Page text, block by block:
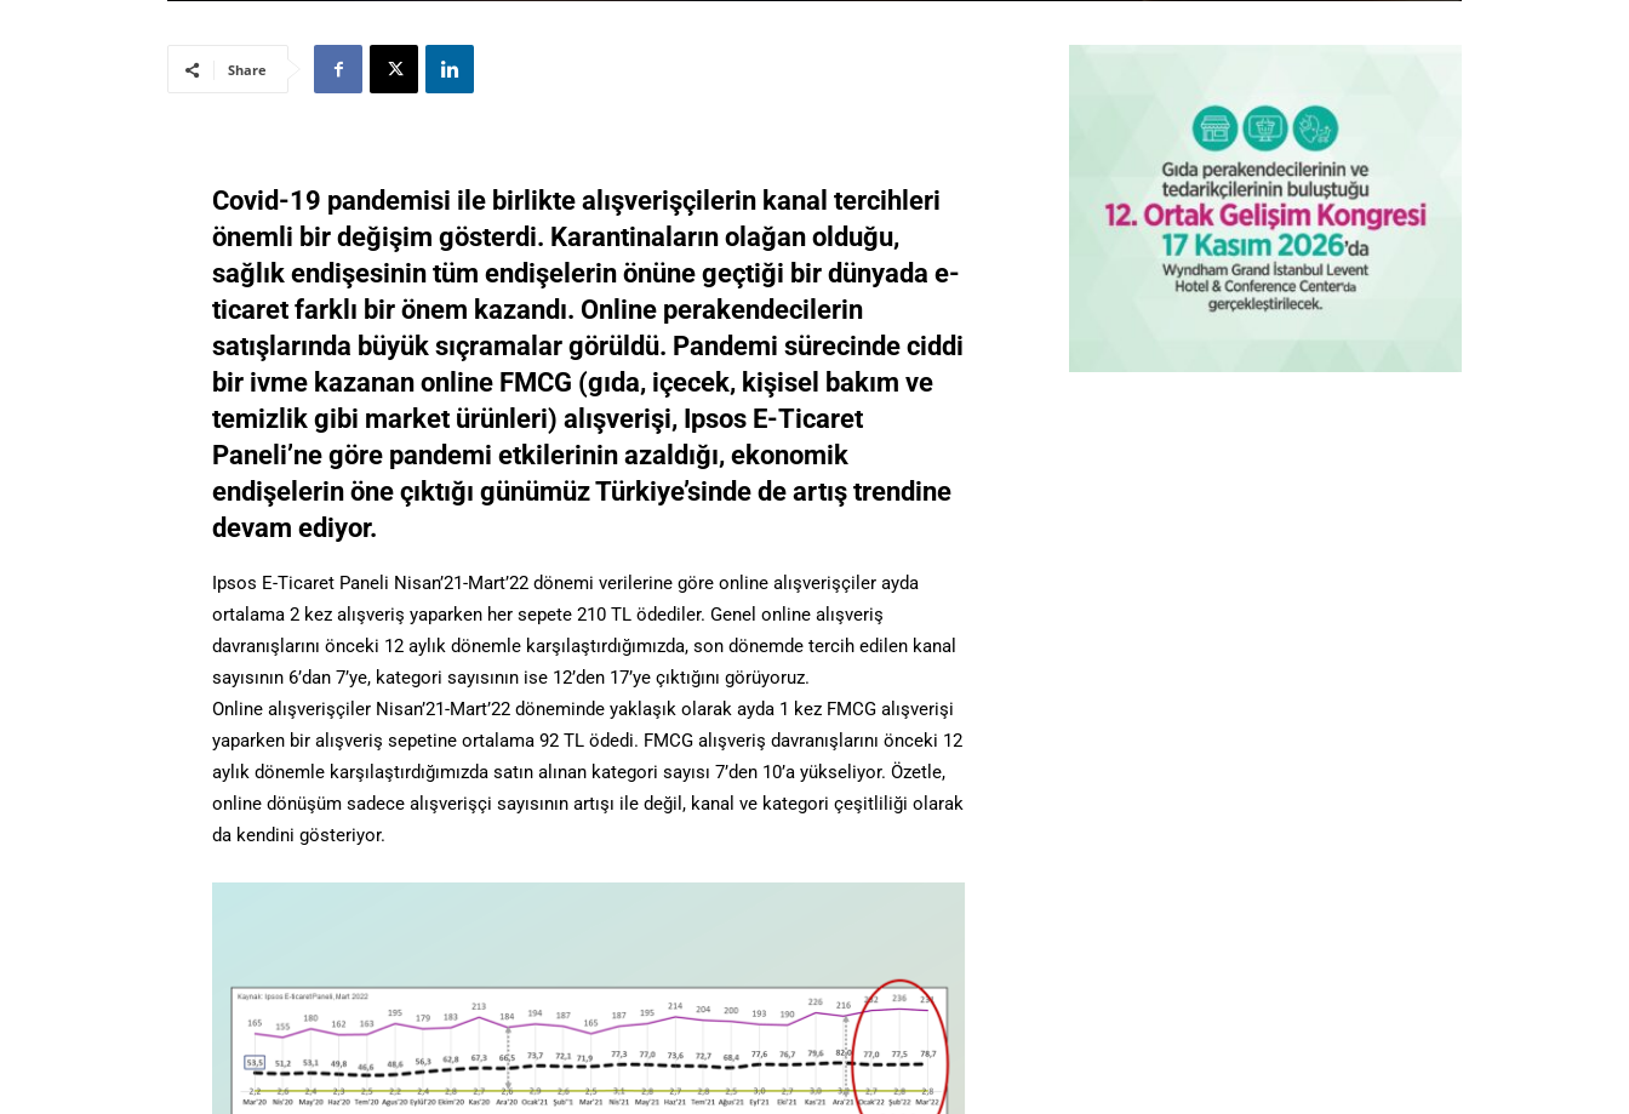
Share
Covid-19 pandemisi ile birlikte alışverişçilerin kanal tercihleri
önemli bir değişim gösterdi. Karantinaların olağan olduğu,
sağlık endişesinin tüm endişelerin önüne geçtiği bir dünyada e-
ticaret farklı bir önem kazandı. Online perakendecilerin
satışlarında büyük sıçramalar görüldü. Pandemi sürecinde ciddi
bir ivme kazanan online FMCG (gıda, içecek, kişisel bakım ve
temizlik gibi market ürünleri) alışverişi, Ipsos E-Ticaret
Paneli’ne göre pandemi etkilerinin azaldığı, ekonomik
endişelerin öne çıktığı günümüz Türkiye’sinde de artış trendine
devam ediyor.
Ipsos E-Ticaret Paneli Nisan’21-Mart’22 dönemi verilerine göre online alışverişçiler ayda
ortalama 2 kez alışveriş yaparken her sepete 210 TL ödediler. Genel online alışveriş
davranışlarını önceki 12 aylık dönemle karşılaştırdığımızda, son dönemde tercih edilen kanal
sayısının 6’dan 7’ye, kategori sayısının ise 12’den 17’ye çıktığını görüyoruz.
Online alışverişçiler Nisan’21-Mart’22 döneminde yaklaşık olarak ayda 1 kez FMCG alışverişi
yaparken bir alışveriş sepetine ortalama 92 TL ödedi. FMCG alışveriş davranışlarını önceki 12
aylık dönemle karşılaştırdığımızda satın alınan kategori sayısı 7’den 10’a yükseliyor. Özetle,
online dönüşüm sadece alışverişçi sayısının artışı ile değil, kanal ve kategori çeşitliliği olarak
da kendini gösteriyor.